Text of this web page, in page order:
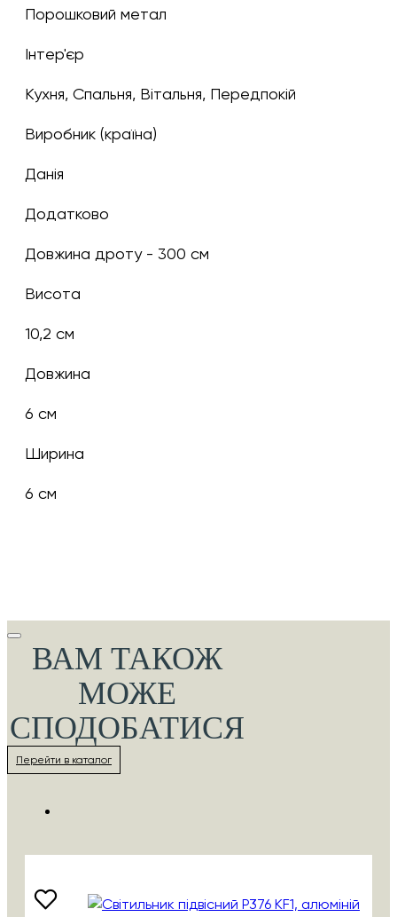
Порошковий метал
Інтер'єр
Кухня, Спальня, Вітальня, Передпокій
Виробник (країна)
Данія
Додатково
Довжина дроту - 300 см
Висота
10,2 см
Довжина
6 см
Ширина
6 см
ВАМ ТАКОЖ
МОЖЕ
СПОДОБАТИСЯ
Перейти в каталог